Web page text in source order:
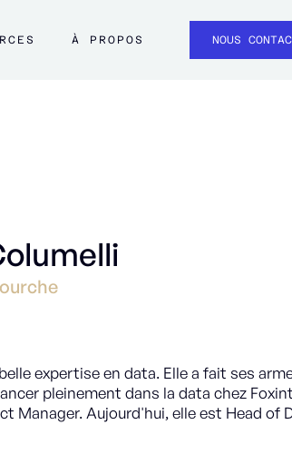
À PROPOS NOUS
expertise en data. Elle a fait ses
pleinement dans la data chez
Manager. Aujourd'hui, elle est Head of